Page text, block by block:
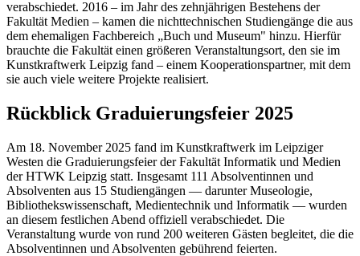
verabschiedet. 2016 – im Jahr des zehnjährigen Bestehens der
Fakultät Medien – kamen die nichttechnischen Studiengänge die aus
dem ehemaligen Fachbereich „Buch und Museum" hinzu. Hierfür
brauchte die Fakultät einen größeren Veranstaltungsort, den sie im
Kunstkraftwerk Leipzig fand – einem Kooperationspartner, mit dem
sie auch viele weitere Projekte realisiert.
Rückblick Graduierungsfeier 2025
Am 18. November 2025 fand im Kunstkraftwerk im Leipziger
Westen die Graduierungsfeier der Fakultät Informatik und Medien
der HTWK Leipzig statt. Insgesamt 111 Absolventinnen und
Absolventen aus 15 Studiengängen — darunter Museologie,
Bibliothekswissenschaft, Medientechnik und Informatik — wurden
an diesem festlichen Abend offiziell verabschiedet. Die
Veranstaltung wurde von rund 200 weiteren Gästen begleitet, die die
Absolventinnen und Absolventen gebührend feierten.